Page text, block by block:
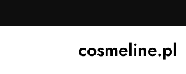
cosmeline.pl